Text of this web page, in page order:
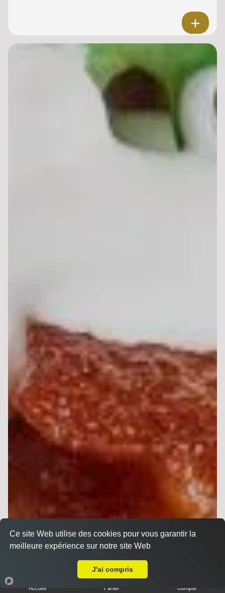
Sandwichs
Accueil Panier Compte
Ce site Web utilise des cookies pour vous garantir la
meilleure expérience sur notre site Web
J'ai compris